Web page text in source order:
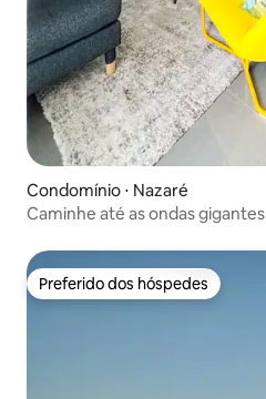
Condomínio ⋅ Nazaré
Caminhe até as ondas gigantes
Preferido dos hóspedes
Preferido dos hóspedes